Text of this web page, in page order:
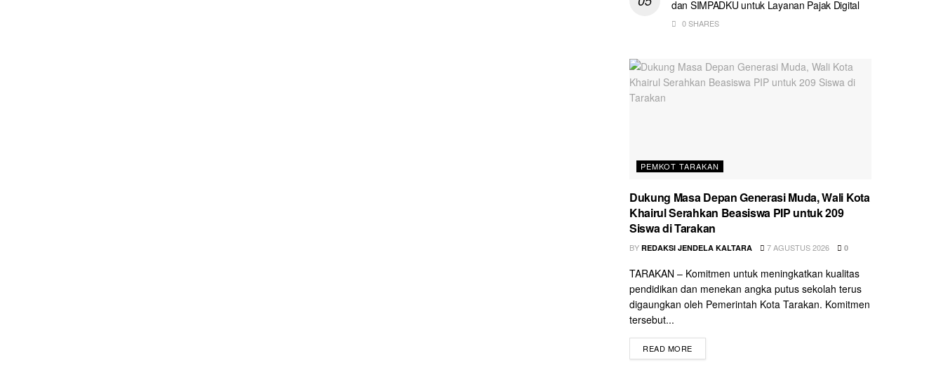
dan SIMPADKU untuk Layanan Pajak Digital
0 SHARES
PEMKOT TARAKAN
Dukung Masa Depan Generasi Muda, Wali Kota
Khairul Serahkan Beasiswa PIP untuk 209
Siswa di Tarakan
BY REDAKSI JENDELA KALTARA 7 AGUSTUS 2026 0
TARAKAN – Komitmen untuk meningkatkan kualitas
pendidikan dan menekan angka putus sekolah terus
digaungkan oleh Pemerintah Kota Tarakan. Komitmen
tersebut...
READ MORE